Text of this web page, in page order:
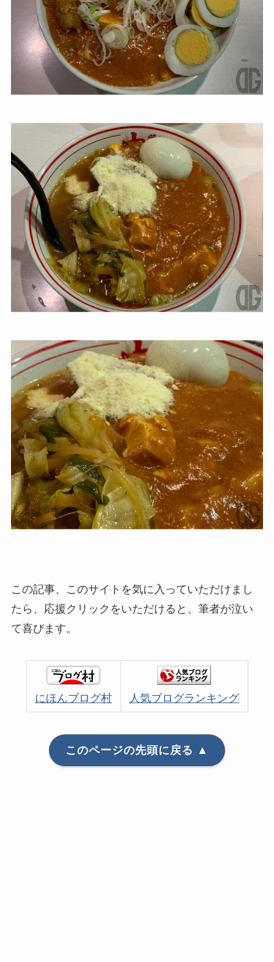
この記事、このサイトを気に入っていただけまし
たら、応援クリックをいただけると、筆者が泣い
て喜びます。
にほんブログ村 人気ブログランキング
このページの先頭に戻る ▲